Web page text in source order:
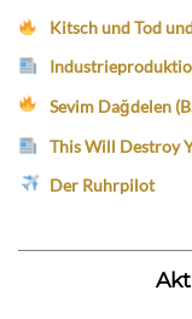
Kitsch und Tod
Sevim Dağdelen
This Will Destroy
Der Ruhrpilot